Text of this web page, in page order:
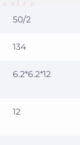
50/2
134
6.2*6.2*12
12